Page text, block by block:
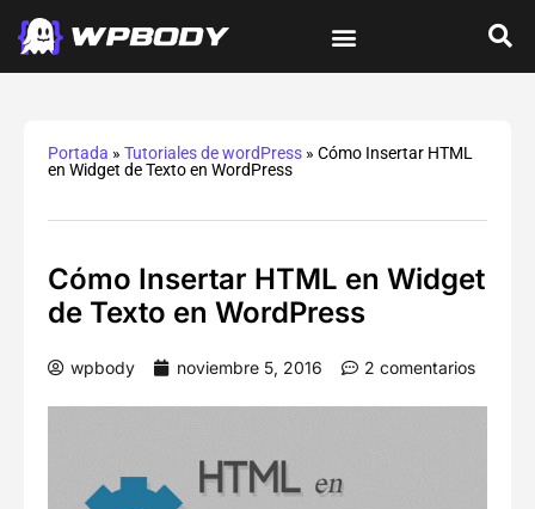
Portada »Tutoriales de wordPress »Cómo Insertar HTML
en Widget de Texto en WordPress
Cómo Insertar HTML en Widget
de Texto en WordPress
wpbody noviembre 5, 2016 2 comentarios